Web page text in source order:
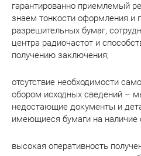
гарантированно приемлемый
знаем тонкости оформления и
разрешительных бумаг,
центра радиочастот и
получению заключения;
отсутствие необходимости
сбором исходных сведений –
недостающие документы и
имеющиеся бумаги на наличие
высокая оперативность